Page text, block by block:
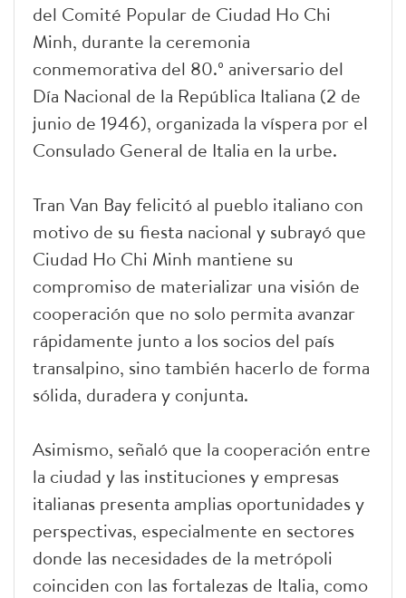
del Comité Popular de Ciudad Ho Chi
Minh, durante la ceremonia
conmemorativa del 80.º aniversario del
Día Nacional de la República Italiana (2 de
junio de 1946), organizada la víspera por el
Consulado General de Italia en la urbe.
Tran Van Bay felicitó al pueblo italiano con
motivo de su fiesta nacional y subrayó que
Ciudad Ho Chi Minh mantiene su
compromiso de materializar una visión de
cooperación que no solo permita avanzar
rápidamente junto a los socios del país
transalpino, sino también hacerlo de forma
sólida, duradera y conjunta.
Asimismo, señaló que la cooperación entre
la ciudad y las instituciones y empresas
italianas presenta amplias oportunidades y
perspectivas, especialmente en sectores
donde las necesidades de la metrópoli
coinciden con las fortalezas de Italia, como